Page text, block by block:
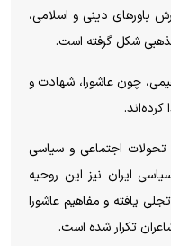
باور‌های دینی و اسلامی،
شکل گرفته است.
چون عاشورا، شهادت و
تحولات اجتماعی و سیاسی
ایران نیز این روحیه
یافته و مفاهیم عاشورا
تکرار شده است.